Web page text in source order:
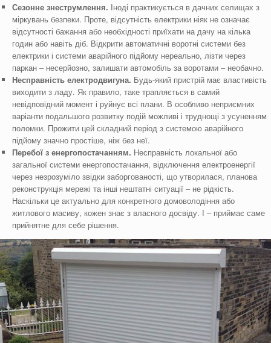
Сезонне знеструмлення. Іноді практикується в дачних селищах з
міркувань безпеки. Проте, відсутність електрики ніяк не означає
відсутності бажання або необхідності приїхати на дачу на кілька
годин або навіть діб. Відкрити автоматичні воротні системи без
електрики і системи аварійного підйому нереально, лізти через
паркан – несерйозно, залишати автомобіль за воротами – необачно.
Несправність електродвигуна. Будь-який пристрій має властивість
виходити з ладу. Як правило, таке трапляється в самий
невідповідний момент і руйнує всі плани. В особливо неприємних
варіанти подальшого розвитку подій можливі і труднощі з усуненням
поломки. Прожити цей складний період з системою аварійного
підйому значно простіше, ніж без неї.
Перебої з енергопостачанням. Несправність локальної або
загальної системи енергопостачання, відключення електроенергії
через незрозуміло звідки заборгованості, що утворилася, планова
реконструкція мережі та інші нештатні ситуації – не рідкість.
Наскільки це актуально для конкретного домоволодіння або
житлового масиву, кожен знає з власного досвіду. І – приймає саме
прийнятне для себе рішення.